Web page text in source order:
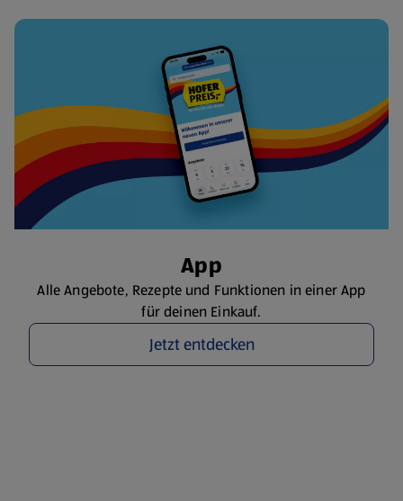
App
Alle Angebote, Rezepte und Funktionen in einer App
für deinen Einkauf.
Jetzt entdecken